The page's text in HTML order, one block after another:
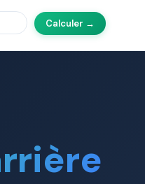
Calculer →